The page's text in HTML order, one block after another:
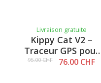
Livraison gratuite
Kippy Cat V2 –
Traceur GPS pour
chats, vert
95.00 CHF 76.00 CHF